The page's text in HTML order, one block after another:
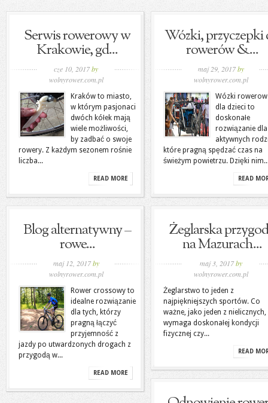
Serwis rowerowy w
Krakowie, gd...
cze 10, 2017by
wolnyrower.com.pl
Kraków to miasto,
w którym pasjonaci
dwóch kółek mają
wiele możliwości,
by zadbać o swoje
rowery. Z każdym sezonem rośnie
liczba...
READ MORE
Wózki, przyczepki
rowerów &...
maj 29, 2017by
wolnyrower.com.pl
Wózki
dla dzieci to
doskonałe
rozwiązanie dla
aktywnych
które pragną spędzać czas na
świeżym powietrzu. Dzięki
READ
Blog alternatywny –
rowe...
maj 12, 2017by
wolnyrower.com.pl
Rower crossowy to
idealne rozwiązanie
dla tych, którzy
pragną łączyć
przyjemność z
jazdy po utwardzonych drogach z
przygodą w...
READ MORE
Żeglarska
na Mazurach...
maj 3, 2017by
wolnyrower.com.pl
Żeglarstwo to jeden z
najpiękniejszych sportów. Co
ważne, jako jeden z nielicznych,
wymaga doskonałej kondycji
fizycznej czy...
READ